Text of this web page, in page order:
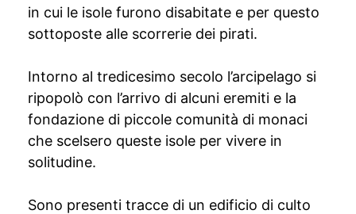
in cui le isole furono disabitate e per questo
sottoposte alle scorrerie dei pirati.
Intorno al tredicesimo secolo l’arcipelago si
ripopolò con l’arrivo di alcuni eremiti e la
fondazione di piccole comunità di monaci
che scelsero queste isole per vivere in
solitudine.
Sono presenti tracce di un edificio di culto